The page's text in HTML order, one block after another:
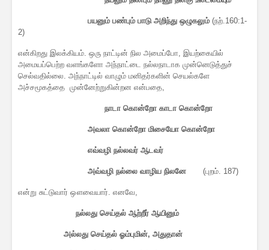
பயனும் பண்பும் பாடு அறிந்து ஒழுகலும் (நற்.160:1-
2)
என்கிறது இலக்கியம். ஒரு நாட்டின் நில அமைப்போ, இயற்கையில்
அமையப்பெற்ற வளங்களோ அந்நாட்டை நல்லநாடாக முன்னெடுத்துச்
செல்வதில்லை. அந்நாட்டில் வாழும் மனிதர்களின் செயல்களே
அச்சமூகத்தை முன்னேற்றுகின்றன என்பதை,
நாடா கொன்றோ காடா கொன்றோ
அவலா கொன்றோ மிசையோ கொன்றோ
எவ்வழி நல்லவர் ஆடவர்
அவ்வழி நல்லை வாழிய நிலனே (புறம். 187)
என்று சுட்டுவார் ஔவையார். எனவே,
நல்லது செய்தல் ஆற்றீர் ஆயினும்
அல்லது செய்தல் ஓம்புமின், அதுதான்